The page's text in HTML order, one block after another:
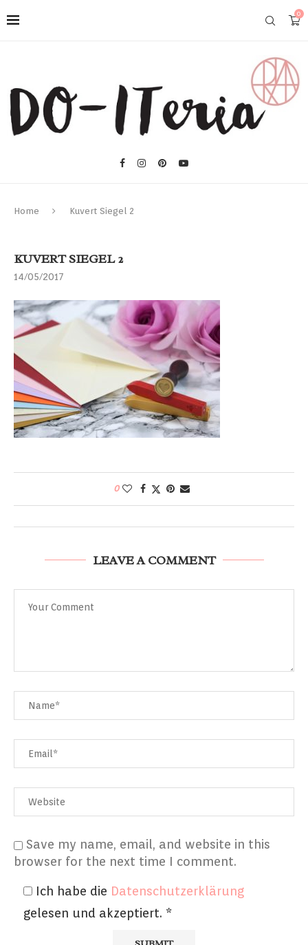
0
Home Kuvert Siegel 2
KUVERT SIEGEL 2
14/05/2017
0
LEAVE A COMMENT
Save my name, email, and website in this
browser for the next time I comment.
Ich habe die Datenschutzerklärung
gelesen und akzeptiert. *